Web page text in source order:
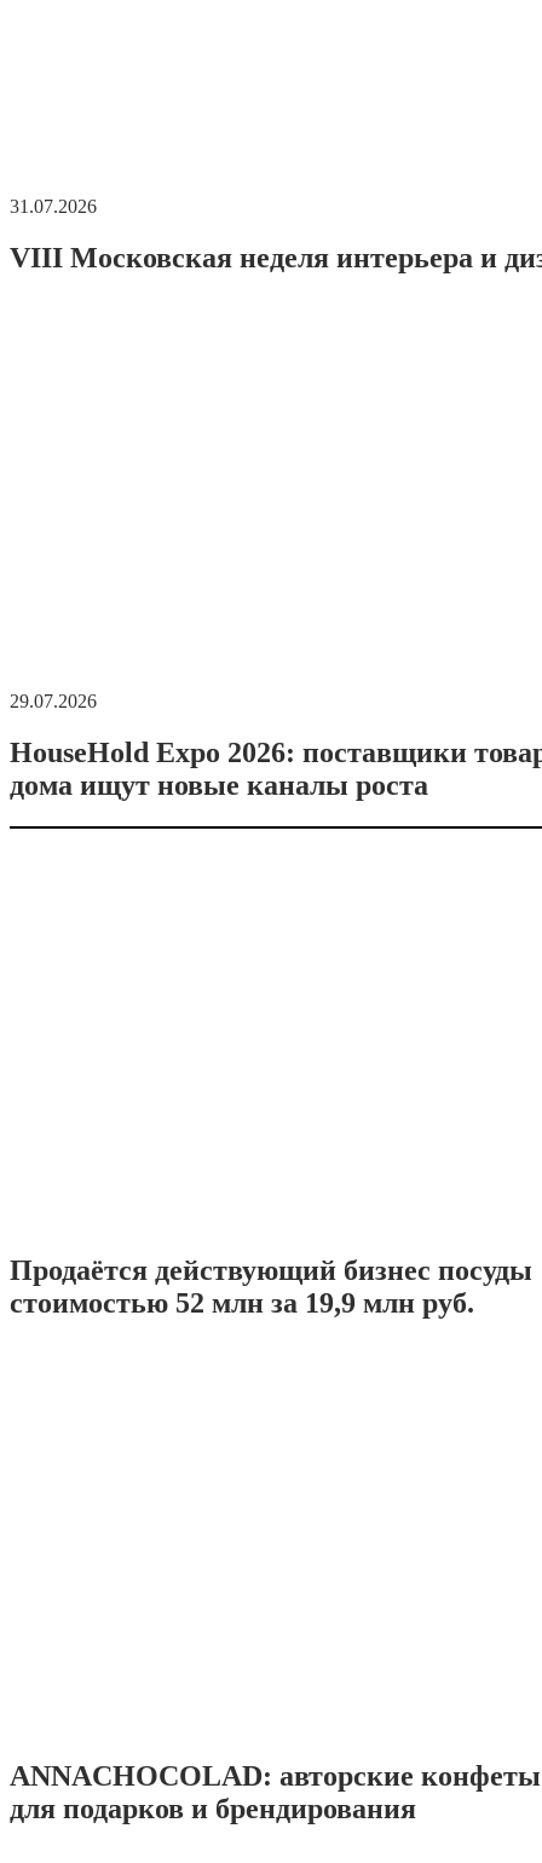
31.07.2026
VIII Московская неделя интерьера и
29.07.2026
HouseHold Expo 2026: поставщики
дома ищут новые каналы роста
Продаётся действующий бизнес посуды
стоимостью 52 млн за 19,9 млн руб.
ANNACHOCOLAD: авторские
для подарков и брендирования